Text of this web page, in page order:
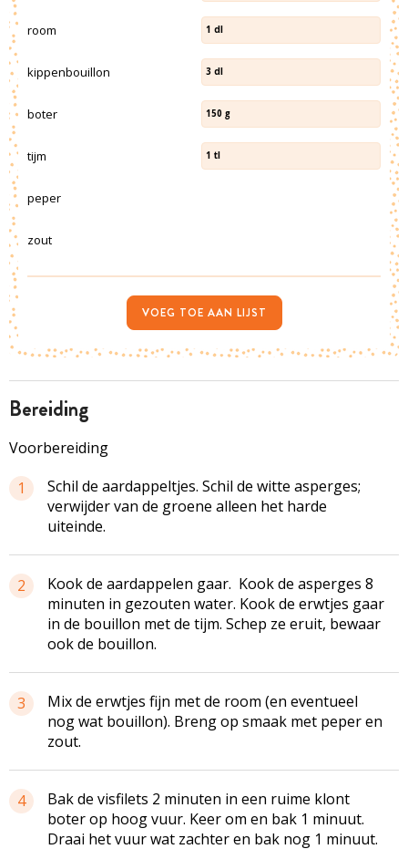
bereiding
Voorbereiding
1
Schil de aardappeltjes. Schil de witte asperges;
verwijder van de groene alleen het harde
uiteinde.
2
Kook de aardappelen gaar. Kook de asperges 8
minuten in gezouten water. Kook de erwtjes gaar
in de bouillon met de tijm. Schep ze eruit, bewaar
ook de bouillon.
3
Mix de erwtjes fijn met de room (en eventueel
nog wat bouillon). Breng op smaak met peper en
zout.
4
Bak de visfilets 2 minuten in een ruime klont
boter op hoog vuur. Keer om en bak 1 minuut.
Draai het vuur wat zachter en bak nog 1 minuut.
room 1 dl
kippenbouillon 3 dl
boter 150 g
tijm 1 tl
peper
zout
VOEG TOE AAN LIJST